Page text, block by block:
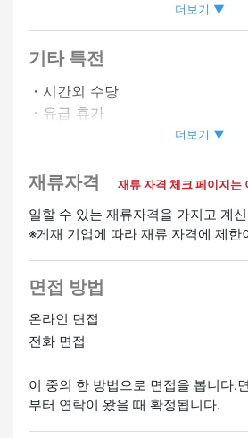
더보기 ▼
기타 특전
・시간외 수당
・유급 휴가
・승급 있음
・토일 공휴일은 UP
환영
더보기 ▼
재류자격 재류 자격 체크 페이지는
일할 수 있는 재류자격을 가지고 계
※게재 기업에 따라 재류 자격에 제한
면접 방법
온라인 면접
전화 면접
이 중의 한 방법으로 면접을 봅니다.
부터 연락이 왔을 때 확정됩니다.